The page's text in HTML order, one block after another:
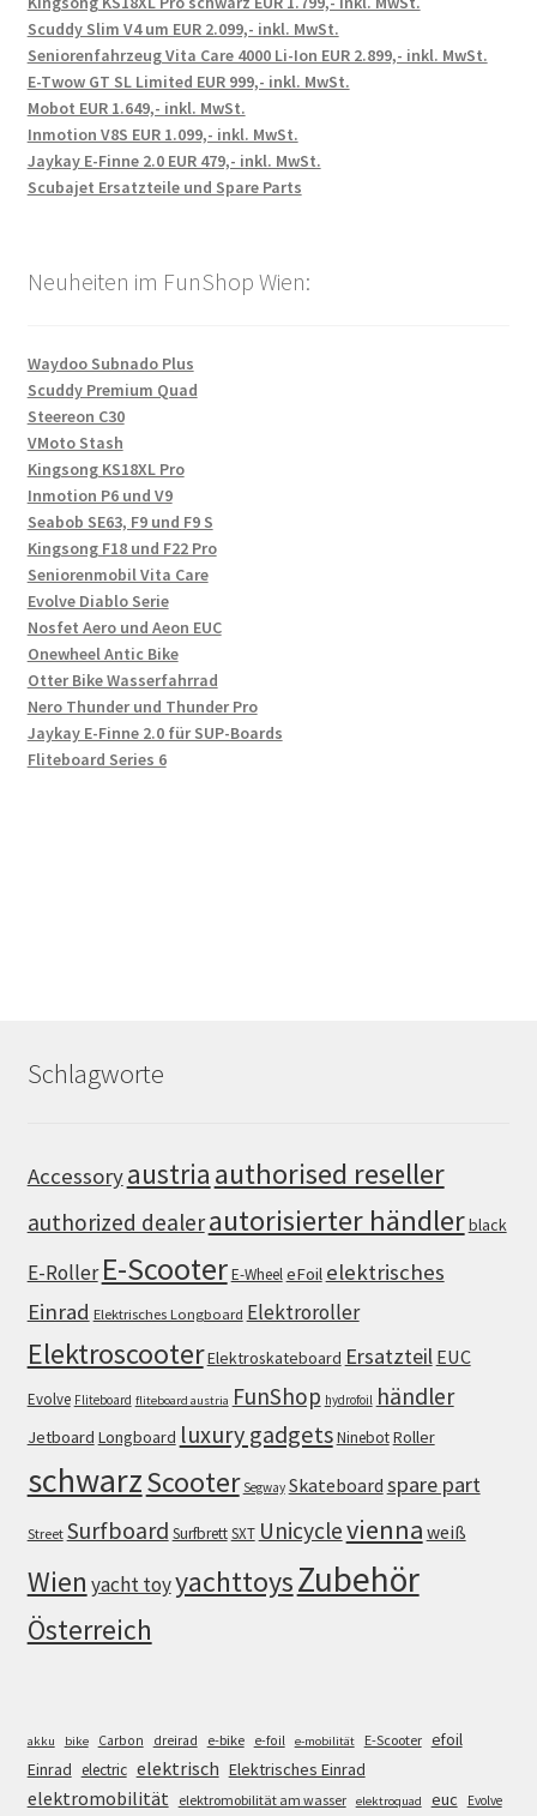
Scuddy Slim V4 um EUR 2.099,- inkl. MwSt.
Seniorenfahrzeug Vita Care 4000 Li-Ion EUR 2.899,- inkl. MwSt.
E-Twow GT SL Limited EUR 999,- inkl. MwSt.
Mobot EUR 1.649,- inkl. MwSt.
Inmotion V8S EUR 1.099,- inkl. MwSt.
Jaykay E-Finne 2.0 EUR 479,- inkl. MwSt.
Scubajet Ersatzteile und Spare Parts
Neuheiten im FunShop Wien:
Waydoo Subnado Plus
Scuddy Premium Quad
Steereon C30
VMoto Stash
Kingsong KS18XL Pro
Inmotion P6 und V9
Seabob SE63, F9 und F9 S
Kingsong F18 und F22 Pro
Seniorenmobil Vita Care
Evolve Diablo Serie
Nosfet Aero und Aeon EUC
Onewheel Antic Bike
Otter Bike Wasserfahrrad
Nero Thunder und Thunder Pro
Jaykay E-Finne 2.0 für SUP-Boards
Fliteboard Series 6
Schlagworte
Accessoryaustria authorised reseller
authorized dealerautorisierter händlerblack
E-Roller E-ScooterE-WheeleFoil elektrisches
Einrad Elektrisches Longboard Elektroroller
ElektroscooterElektroskateboard Ersatzteil EUC
Evolve Fliteboard fliteboard austria FunShop hydrofoil händler
Jetboard Longboard luxury gadgetsNinebotRoller
schwarzScooter Segway Skateboard spare part
Street Surfboard SurfbrettSXT Unicyclevienna weiß
Wien yacht toyyachttoysZubehör
Österreich
akku bike Carbon dreirad e-bike e-foil e-mobilität E-Scooter efoil
Einrad electric elektrisch Elektrisches Einrad
elektromobilität elektromobilität am wasser elektroquad euc
Evolve